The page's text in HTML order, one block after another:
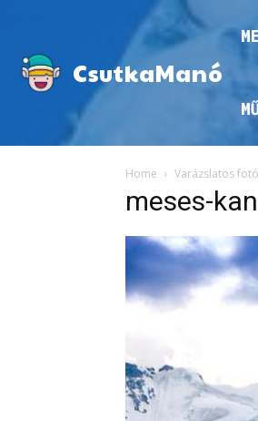
CsutkaManó
Home Varázslatos
meses-